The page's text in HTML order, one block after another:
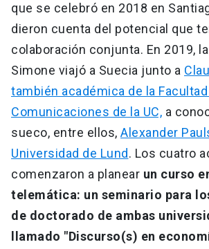
que se celebró en 2018 en
dieron cuenta del potencial que
colaboración conjunta. En 2019,
Simone viajó a Suecia junto a
también académica de la
Comunicaciones de la UC, a
sueco, entre ellos, Alexander
Universidad de Lund. Los cuatro
comenzaron a planear un curso
telemática: un seminario para
de doctorado de ambas
llamado "Discurso(s) en